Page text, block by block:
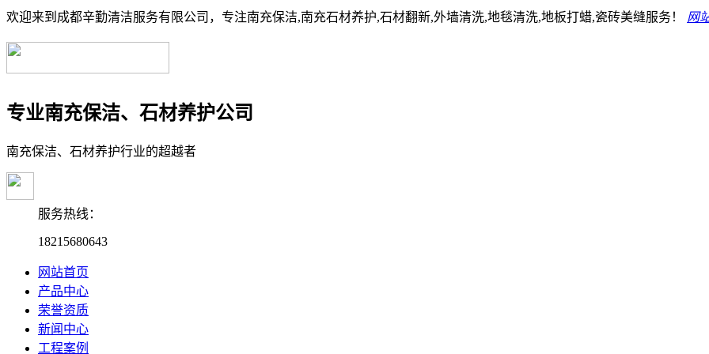
欢迎来到成都辛勤清洁服务有限公司，专注南充保洁,南充石材养护,石材翻新,外墙清洗,地毯清洗,地板打蜡,瓷砖美缝服务！ 网
专业南充保洁、石材养护公司
南充保洁、石材养护行业的超越者
服务热线：
18215680643
网站首页
产品中心
荣誉资质
新闻中心
工程案例